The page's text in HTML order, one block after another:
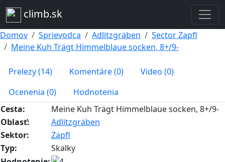
climb.sk
Domov Sprievodca Adlitzgräben
Sector Zapfl
Meine Kuh Trägt Himmelblaue socken, 8+/9-
Prelezy (14) Komentáre (0)
Video (0)
Ocenenia (0)
Hodnotenia
Cesta:
Meine Kuh Trägt Himmelblaue socken, 8+/9-
Oblasť:
Adlitzgräben
Sektor:
Zapfl
Typ:
Skalky